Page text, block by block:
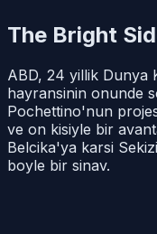
The Bright
ABD, 24 yillik Dunya
hayransinin onunde
Pochettino'nun
ve on kisiyle bir
Belcika'ya karsi
boyle bir sinav.